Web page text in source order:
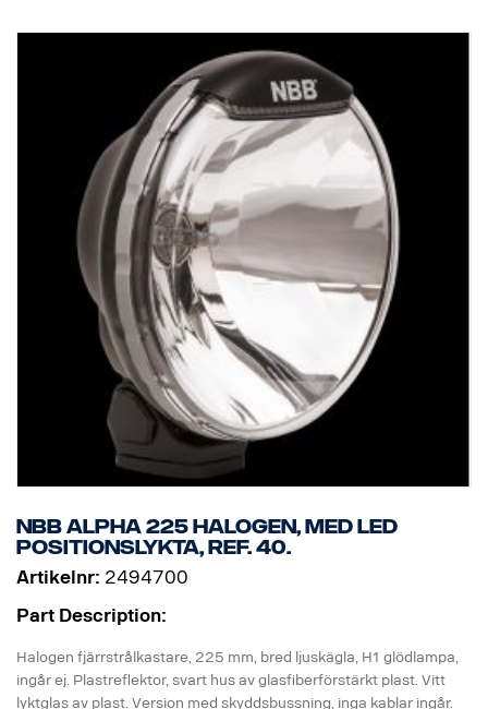
NBB Alpha 225 halogen, med LED
positionslykta, ref. 40.
Artikelnr: 2494700
Part Description:
Halogen fjärrstrålkastare, 225 mm, bred ljuskägla, H1 glödlampa,
ingår ej. Plastreflektor, svart hus av glasfiberförstärkt plast. Vitt
lyktglas av plast. Version med skyddsbussning, inga kablar ingår.